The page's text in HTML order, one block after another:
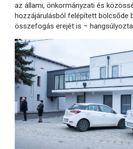
az állami, önkormányzati és
hozzájárulásból felépített bölcsőde
összefogás erejét is –